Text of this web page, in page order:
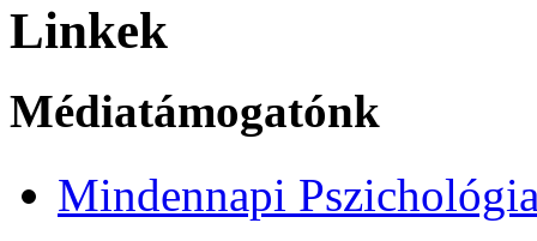
Linkek
Médiatámogatónk
Mindennapi